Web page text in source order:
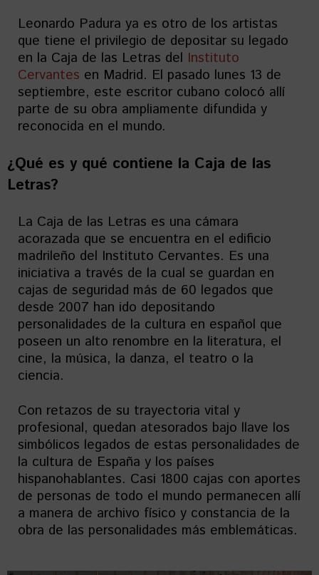
Leonardo Padura ya es otro de los artistas
que tiene el privilegio de depositar su legado
en la Caja de las Letras del Instituto
Cervantes en Madrid. El pasado lunes 13 de
septiembre, este escritor cubano colocó allí
parte de su obra ampliamente difundida y
reconocida en el mundo.
¿Qué es y qué contiene la Caja de las
Letras?
La Caja de las Letras es una cámara
acorazada que se encuentra en el edificio
madrileño del Instituto Cervantes. Es una
iniciativa a través de la cual se guardan en
cajas de seguridad más de 60 legados que
desde 2007 han ido depositando
personalidades de la cultura en español que
poseen un alto renombre en la literatura, el
cine, la música, la danza, el teatro o la
ciencia.
Con retazos de su trayectoria vital y
profesional, quedan atesorados bajo llave los
simbólicos legados de estas personalidades de
la cultura de España y los países
hispanohablantes. Casi 1800 cajas con aportes
de personas de todo el mundo permanecen allí
a manera de archivo físico y constancia de la
obra de las personalidades más emblemáticas.